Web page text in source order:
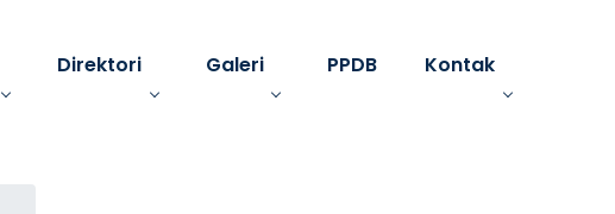
Direktori Galeri PPDB Kontak